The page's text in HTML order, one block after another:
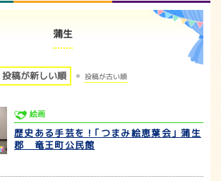
蒲生
投稿が新しい順 投稿が古い順
絵画
歴史ある手芸を！｢つまみ絵恵葉会｣ 蒲生
郡 竜王町公民館